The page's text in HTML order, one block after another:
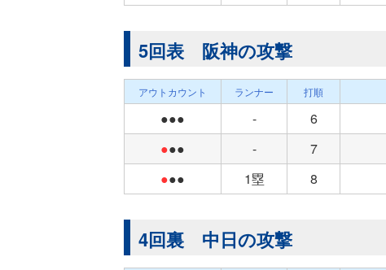
5回表 阪神の攻撃
アウトカウント ランナー 打順
●●● - 6
●●● - 7
●●● 1塁 8
4回裏 中日の攻撃